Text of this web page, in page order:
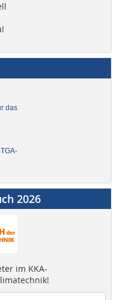
das
2026
im KKA-